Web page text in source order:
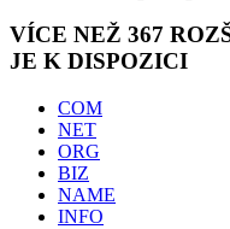
VÍCE NEŽ 367
JE K DISPOZICI
COM
NET
ORG
BIZ
NAME
INFO